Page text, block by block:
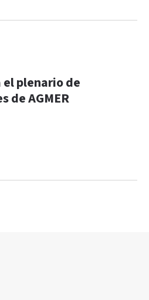
el plenario de
de AGMER